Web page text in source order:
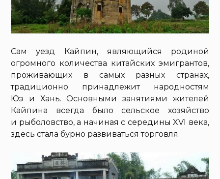
Сам уезд Кайпин, являющийся родиной
огромного количества китайских эмигрантов,
проживающих в самых разных странах,
традиционно принадлежит народностям
Юэ и Хань. Основными занятиями жителей
Кайпина всегда было сельское хозяйство
и рыболовство, а начиная с середины XVI века,
здесь стала бурно развиваться торговля.